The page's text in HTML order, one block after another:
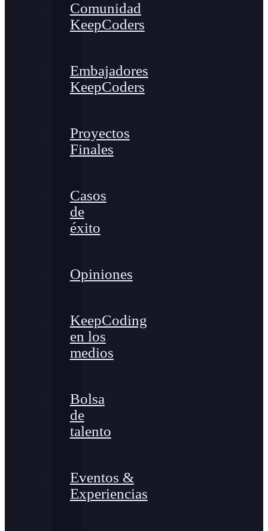
Comunidad
KeepCoders
Embajadores
KeepCoders
Proyectos
Finales
Casos
de
éxito
Opiniones
KeepCoding
en los
medios
Bolsa
de
talento
Eventos &
Experiencias